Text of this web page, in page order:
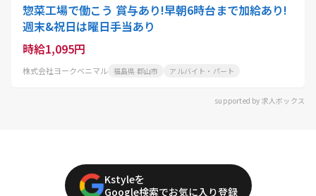
惣菜工場で働こう 賞与あり!早朝6時台まで加給あり!
週末&祝日は曜日手当あり
時給1,095円
株式会社ヨークベニマル 福島県 郡山市 アルバイト・パート
supported by 求人ボックス
Kstyleを
Google検索でお気に入り登録